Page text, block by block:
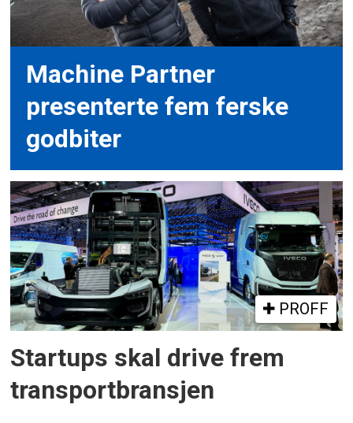
Machine Partner
presenterte fem ferske
godbiter
PROFF
Startups skal drive frem
transportbransjen